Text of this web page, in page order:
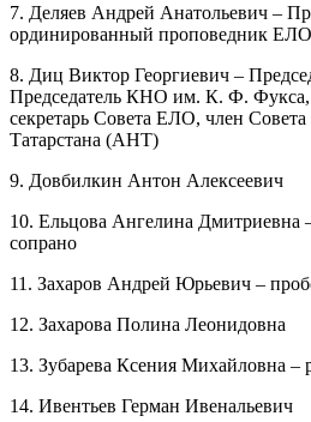
7. Деляев Андрей Анатольевич –
ординированный проповедник ЕЛО
8. Диц Виктор Георгиевич –
Председатель КНО им. К. Ф.
секретарь Совета ЕЛО, член
Татарстана (АНТ)
9. Довбилкин Антон Алексеевич
10. Ельцова Ангелина Дмитриевна
сопрано
11. Захаров Андрей Юрьевич –
12. Захарова Полина Леонидовна
13. Зубарева Ксения Михайловна –
14. Ивентьев Герман Ивенальевич